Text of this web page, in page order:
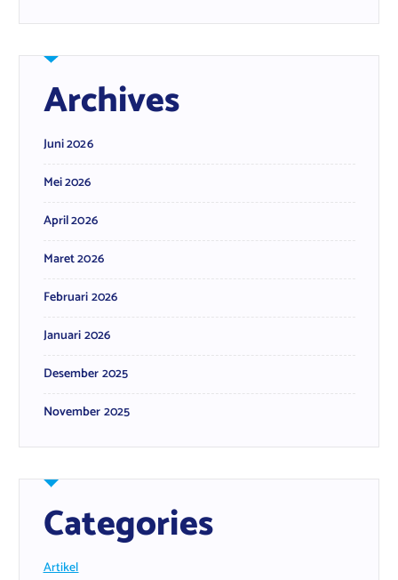
Archives
Juni 2026
Mei 2026
April 2026
Maret 2026
Februari 2026
Januari 2026
Desember 2025
November 2025
Categories
Artikel